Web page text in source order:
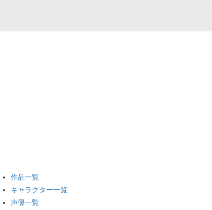
作品一覧
キャラクター一覧
声優一覧